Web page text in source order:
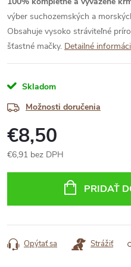
výber suchozemských a
Obsahuje vysoko stráviteľné
šťastné mačky. Detailné
Skladom
Možnosti doručenia
€8,50
€6,91 bez DPH
PRIDAŤ
Opýtať sa Strážiť